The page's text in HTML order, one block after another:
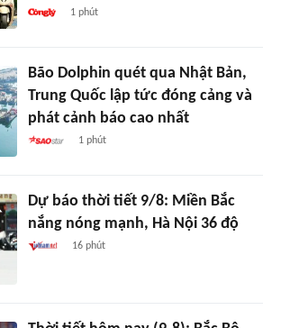
1 phút
Bão Dolphin quét qua Nhật Bản,
Trung Quốc lập tức đóng cảng và
phát cảnh báo cao nhất
1 phút
Dự báo thời tiết 9/8: Miền Bắc
nắng nóng mạnh, Hà Nội 36 độ
16 phút